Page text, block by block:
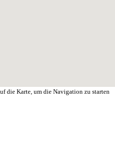
die Karte, um die Navigation zu starten